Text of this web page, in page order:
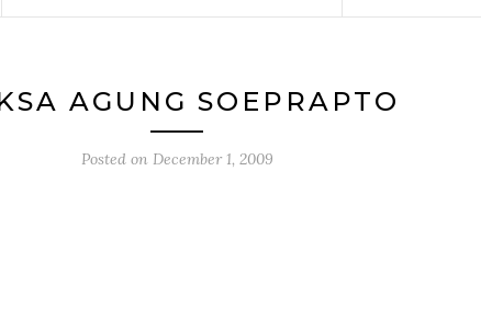
AGUNG SOEPRAPTO
Posted on December 1, 2009